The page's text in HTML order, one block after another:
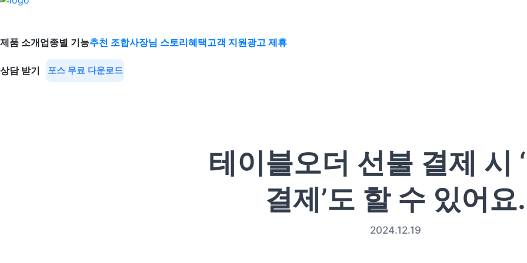
제품 소개업종별 기능추천 조합사장님 스토리혜택고객 지원광고 제휴
상담 받기 포스 무료 다운로드
테이블오더 선불 결제 시
결제’도 할 수 있어요.
2024.12.19